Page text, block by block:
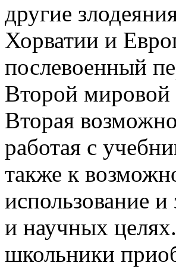
другие
Хорватии и
послевоенный
Второй мировой
Вторая
работая с
также к
использование
и научных
школьники